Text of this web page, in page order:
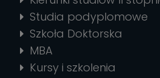
Studia podyplomowe
Szkoła Doktorska
MBA
Kursy i szkolenia